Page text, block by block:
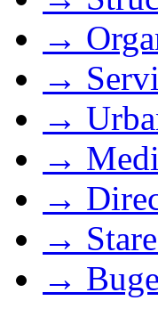
→
→
→
→
→
→
→